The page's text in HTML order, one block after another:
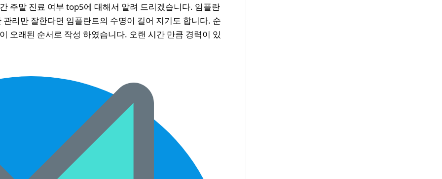
주말 진료 여부 top5에 대해서 알려 드리겠습니다. 임플란
리만 잘한다면 임플란트의 수명이 길어 지기도 합니다. 순
오래된 순서로 작성 하였습니다. 오랜 시간 만큼 경력이 있